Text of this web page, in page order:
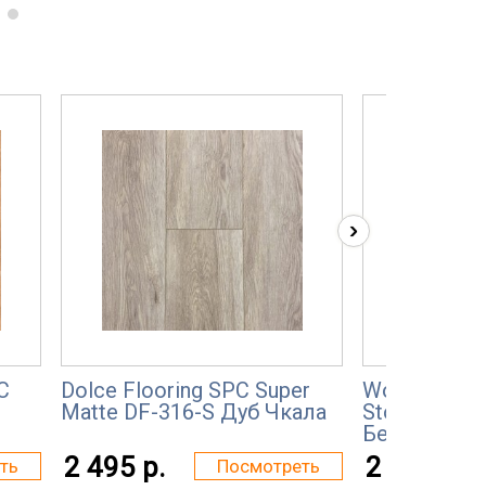
Dolce Flooring SPC Super
Matte DF-316-S Дуб Чкала
2 495 р. Посмотреть
Wonderful
Stonecarp
Бельведер
2 260 р.
›